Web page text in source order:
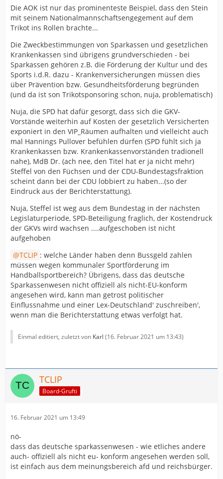
Die AOK ist nur das prominenteste Beispiel, dass den Stein
mit seinem Nationalmannschaftsengegement auf dem
Trikot ins Rollen brachte...
Die Zweckbestimmungen von Sparkassen und gesetzlichen
Krankenkassen sind übrigens grundverschieden - bei
Sparkassen gehören z.B. die Förderung der Kultur und des
Sports i.d.R. dazu - Krankenversicherungen müssen dies
über Prävention bzw. Gesundheitsförderung begründen
(und da ist son Trikotsponsoring schon, nuja, problematisch)
Nuja, die SPD hat dafür gesorgt, dass sich die GKV-
Vorstände weiterhin auf Kosten der gesetzlich Versicherten
exponiert in den VIP_Räumen aufhalten und vielleicht auch
mal Hannings Pullover befühlen dürfen (SPD fühlt sich ja
Krankenkassen bzw. Krankenkassenvorständen tradionell
nahe), MdB Dr. (ach nee, den Titel hat er ja nicht mehr)
Steffel von den Füchsen und der CDU-Bundestagsfraktion
scheint dann bei der CDU lobbiert zu haben...(so der
Eindruck aus der Berichterstattung).
Nuja, Steffel ist weg aus dem Bundestag in der nächsten
Legislaturperiode, SPD-Beteiligung fraglich, der Kostendruck
der GKVs wird wachsen ....aufgeschoben ist nicht
aufgehoben
TCLIP : welche Länder haben denn Bussgeld zahlen
müssen wegen kommunaler Sportförderung im
Handballsportbereich? Übrigens, dass das deutsche
Sparkassenwesen nicht offiziell als nicht-EU-konform
angesehen wird, kann man getrost politischer
Einflussnahme und einer Lex-Deutschland' zuschreiben',
wenn man die Berichterstattung etwas verfolgt hat.
Einmal editiert, zuletzt von Karl (16. Februar 2021 um 13:43)
TCLIP
Board-Grufti
16. Februar 2021 um 13:49
nö-
dass das deutsche sparkassenwesen - wie etliches andere
auch- offiziell als nicht eu- konform angesehen werden soll,
ist einfach aus dem meinungsbereich afd und reichsbürger.